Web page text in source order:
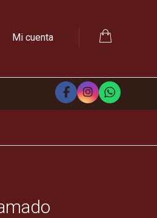
Mi cuenta